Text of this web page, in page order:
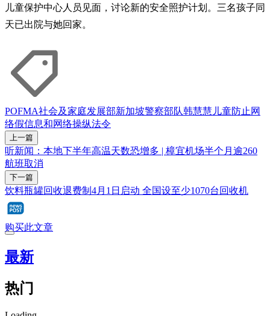
儿童保护中心人员见面，讨论新的安全照护计划。三名孩子同
天已出院与她回家。
POFMA社会及家庭发展部新加坡警察部队韩慧慧儿童防止网
络假信息和网络操纵法令
上一篇
听新闻：本地下半年高温天数恐增多 | 樟宜机场半个月逾260
航班取消
下一篇
饮料瓶罐回收退费制4月1日启动 全国设至少1070台回收机
购买此文章
最新
热门